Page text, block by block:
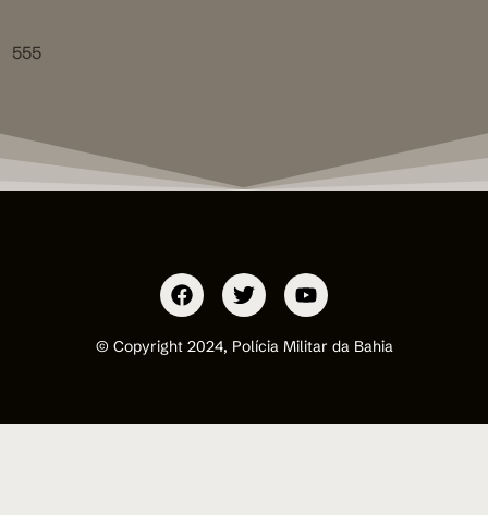
555
© Copyright 2024, Polícia Militar da Bahia